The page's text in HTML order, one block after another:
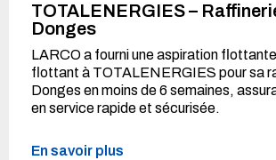
TOTALENERGIES –
Donges
LARCO a fourni une aspiration
flottant à TOTALENERGIES pour sa
Donges en moins de 6 semaines,
en service rapide et sécurisée.
En savoir plus